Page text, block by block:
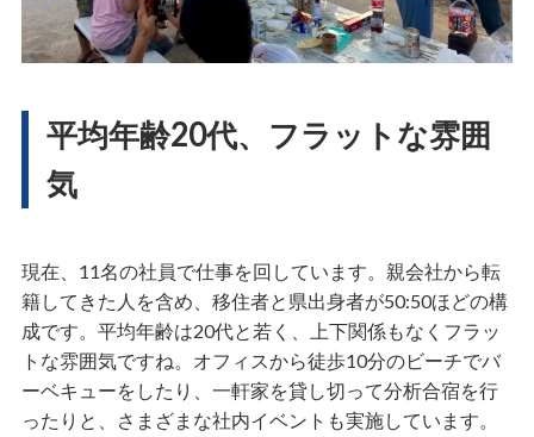
平均年齢20代、フラットな雰囲
気
現在、11名の社員で仕事を回しています。親会社から転
籍してきた人を含め、移住者と県出身者が50:50ほどの構
成です。平均年齢は20代と若く、上下関係もなくフラッ
トな雰囲気ですね。オフィスから徒歩10分のビーチでバ
ーベキューをしたり、一軒家を貸し切って分析合宿を行
ったりと、さまざまな社内イベントも実施しています。